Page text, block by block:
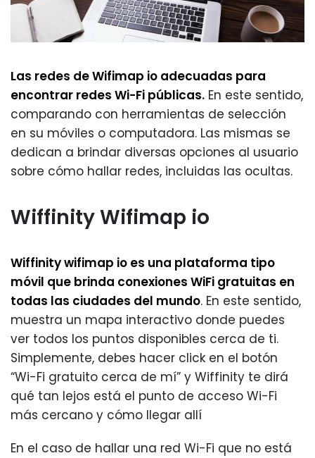
Las redes de Wifimap io adecuadas para
encontrar redes Wi-Fi públicas. En este sentido,
comparando con herramientas de selección
en su móviles o computadora. Las mismas se
dedican a brindar diversas opciones al usuario
sobre cómo hallar redes, incluidas las ocultas.
Wiffinity Wifimap io
Wiffinity wifimap io es una plataforma tipo
móvil que brinda conexiones WiFi gratuitas en
todas las ciudades del mundo. En este sentido,
muestra un mapa interactivo donde puedes
ver todos los puntos disponibles cerca de ti.
Simplemente, debes hacer click en el botón
“Wi-Fi gratuito cerca de mí” y Wiffinity te dirá
qué tan lejos está el punto de acceso Wi-Fi
más cercano y cómo llegar allí
En el caso de hallar una red Wi-Fi que no está